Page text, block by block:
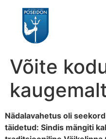
Võite
Nädalavahetus oli
täidetud: Sindis mängiti